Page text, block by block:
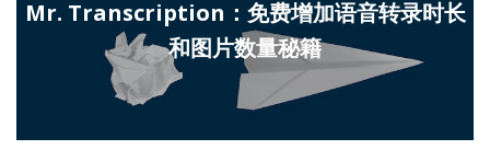
Mr. Transcription：免费增加语音转录时长
和图片数量秘籍